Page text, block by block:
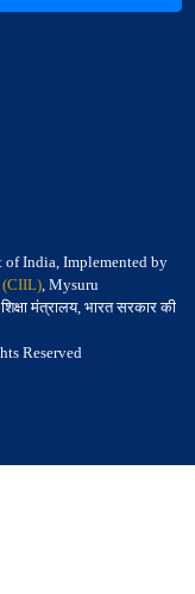
of India, Implemented by
(CIIL), Mysuru
मंत्रालय, भारत सरकार की
Reserved